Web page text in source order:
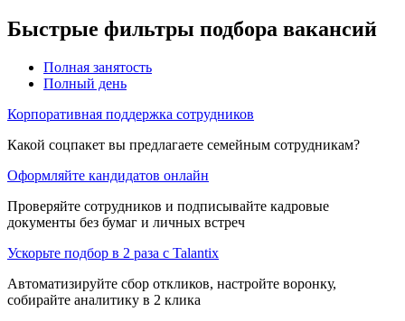
Быстрые фильтры подбора вакансий
Полная занятость
Полный день
Корпоративная поддержка сотрудников
Какой соцпакет вы предлагаете семейным сотрудникам?
Оформляйте кандидатов онлайн
Проверяйте сотрудников и подписывайте кадровые
документы без бумаг и личных встреч
Ускорьте подбор в 2 раза с Talantix
Автоматизируйте сбор откликов, настройте воронку,
собирайте аналитику в 2 клика